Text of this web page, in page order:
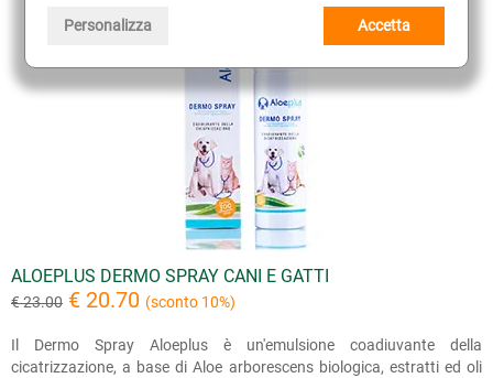
Personalizza Accetta
ALOEPLUS DERMO SPRAY CANI E GATTI
€ 23.00 € 20.70 (sconto 10%)
Il Dermo Spray Aloeplus è un'emulsione coadiuvante della
cicatrizzazione, a base di Aloe arborescens biologica, estratti ed oli